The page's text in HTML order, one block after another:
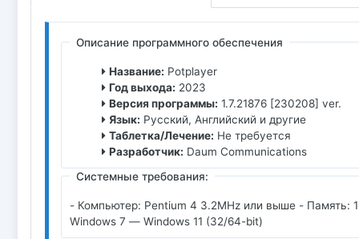
Описание программного обеспечения
Название: Potplayer
Год выхода: 2023
Версия программы: 1.7.21876 [230208] ver.
Язык: Русский, Английский и другие
Таблетка/Лечение: Не требуется
Разработчик: Daum Communications
Системные требования:
- Компьютер: Pentium 4 3.2MHz или выше - Память:
Windows 7 — Windows 11 (32/64-bit)